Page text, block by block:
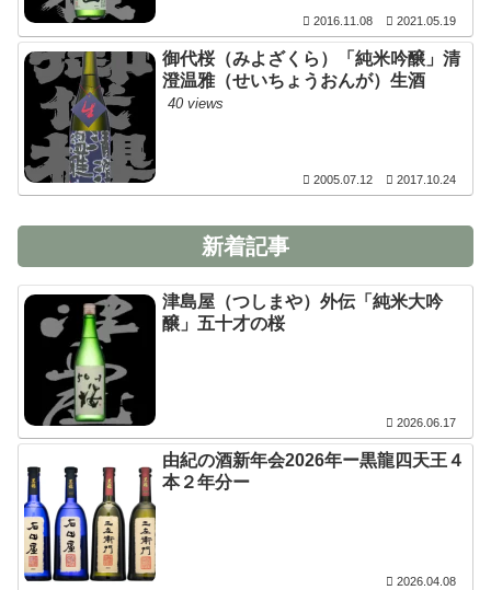
2016.11.08 2021.05.19
御代桜（みよざくら）「純米吟醸」清
澄温雅（せいちょうおんが）生酒
40 views
2005.07.12 2017.10.24
新着記事
津島屋（つしまや）外伝「純米大吟
醸」五十才の桜
2026.06.17
由紀の酒新年会2026年ー黒龍四天王４
本２年分ー
2026.04.08